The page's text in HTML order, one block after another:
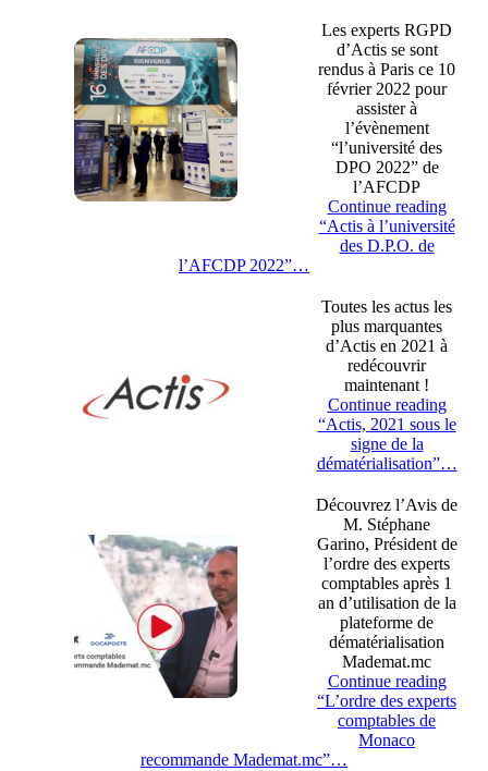
Les experts RGPD
d’Actis se sont
rendus à Paris ce 10
février 2022 pour
assister à
l’évènement
“l’université des
DPO 2022” de
l’AFCDP
Continue reading
“Actis à l’université
des D.P.O. de
l’AFCDP 2022”…
Toutes les actus les
plus marquantes
d’Actis en 2021 à
redécouvrir
maintenant !
Continue reading
“Actis, 2021 sous le
signe de la
dématérialisation”…
Découvrez l’Avis de
M. Stéphane
Garino, Président de
l’ordre des experts
comptables après 1
an d’utilisation de la
plateforme de
dématérialisation
Mademat.mc
Continue reading
“L’ordre des experts
comptables de
Monaco
recommande Mademat.mc”…